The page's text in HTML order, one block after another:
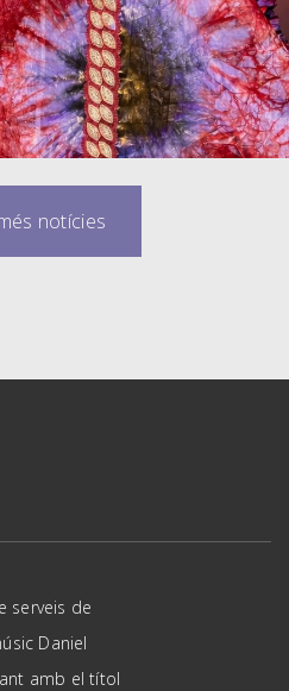
notícies
serveis de
Daniel
amb el títol